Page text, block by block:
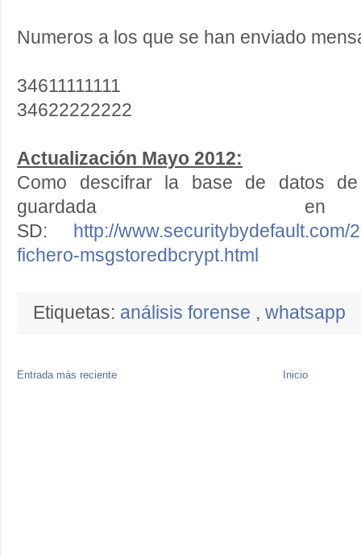
Numeros a los que se han enviado
34611111111
34622222222
Actualización Mayo 2012:
Como descifrar la base de datos
SD:
http://www.securitybydefault.com/
fichero-msgstoredbcrypt.html
Etiquetas: análisis forense , whatsapp
Entrada más reciente Inicio